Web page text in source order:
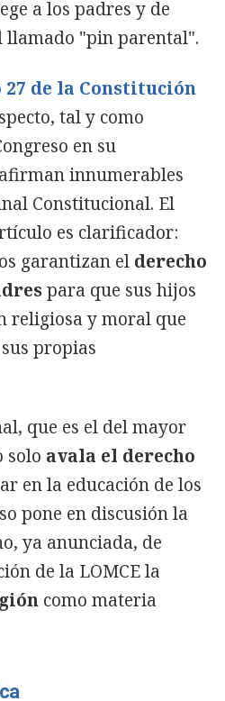
a los padres y de
llamado "pin parental".
de la Constitución
tal y como
en su
innumerables
Constitucional. El
es clarificador:
garantizan el derecho
para que sus hijos
religiosa y moral que
propias
que es el del mayor
solo avala el derecho
en la educación de los
pone en discusión la
ya anunciada, de
de la LOMCE la
como materia